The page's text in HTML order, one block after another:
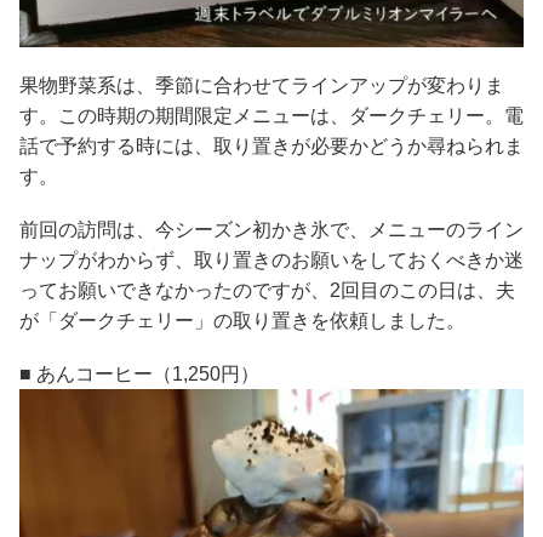
果物野菜系は、季節に合わせてラインアップが変わりま
す。この時期の期間限定メニューは、ダークチェリー。電
話で予約する時には、取り置きが必要かどうか尋ねられま
す。
前回の訪問は、今シーズン初かき氷で、メニューのライン
ナップがわからず、取り置きのお願いをしておくべきか迷
ってお願いできなかったのですが、2回目のこの日は、夫
が「ダークチェリー」の取り置きを依頼しました。
■ あんコーヒー（1,250円）